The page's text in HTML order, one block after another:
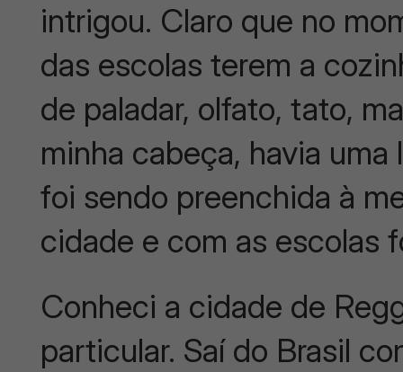
intrigou. Claro que no
das escolas terem a
de paladar, olfato, tato,
minha cabeça, havia
foi sendo preenchida à
cidade e com as escolas
Conheci a cidade de
particular. Saí do Brasil